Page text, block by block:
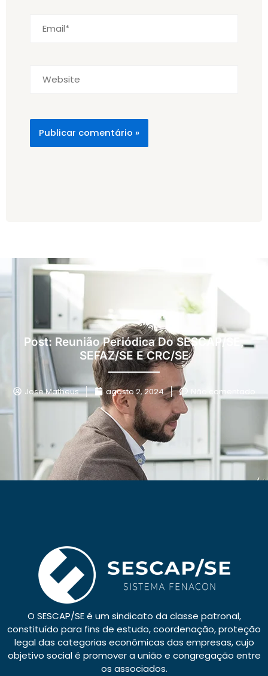
Post: Reunião Periódica Do SESCAP/SE,
SEFAZ/SE E CRC/SE
Jose Matheus agosto 2, 2024 Não comentado
O SESCAP/SE é um sindicato da classe patronal,
constituído para fins de estudo, coordenação, proteção
legal das categorias econômicas das empresas, cujo
objetivo social é promover a união e congregação entre
os associados.